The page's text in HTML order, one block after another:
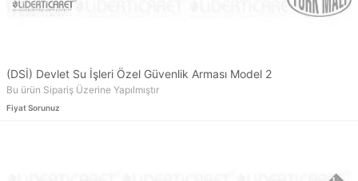
(DSİ) Devlet Su İşleri Özel Güvenlik Arması Model 2
Bu ürün Sipariş Üzerine Yapılmıştır
Fiyat Sorunuz